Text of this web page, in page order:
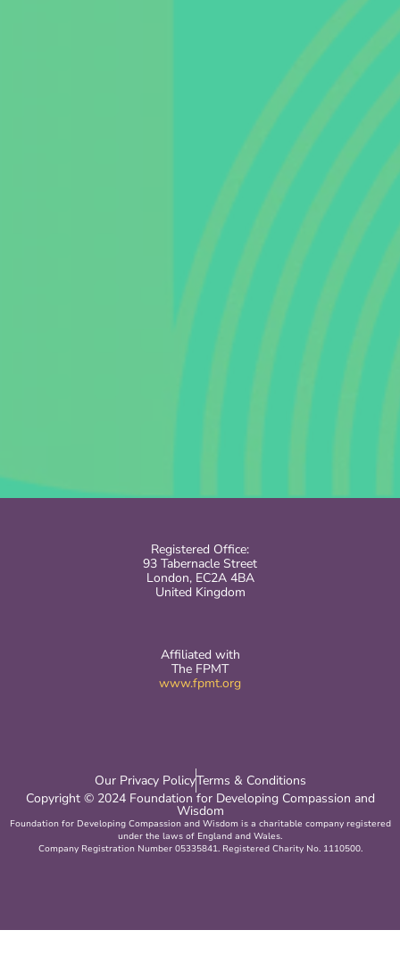
Registered Office:
93 Tabernacle Street
London, EC2A 4BA
United Kingdom
Affiliated with
The FPMT
www.fpmt.org
Our Privacy PolicyTerms & Conditions
Copyright © 2024 Foundation for Developing Compassion and
Wisdom
Foundation for Developing Compassion and Wisdom is a charitable company registered
under the laws of England and Wales.
Company Registration Number 05335841. Registered Charity No. 1110500.